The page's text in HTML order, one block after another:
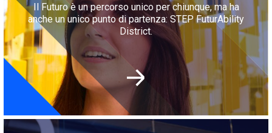
Il Futuro è un percorso unico per chiunque, ma ha
anche un unico punto di partenza: STEP FuturAbility
District.
Immagine